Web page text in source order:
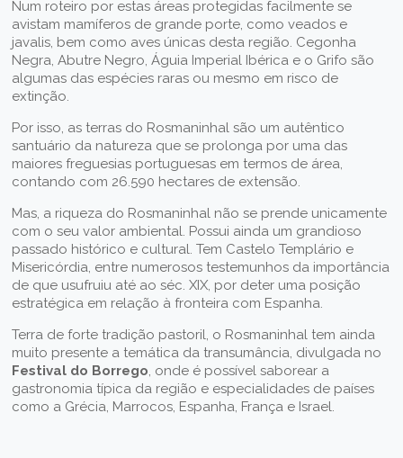
Num roteiro por estas áreas protegidas facilmente se
avistam mamíferos de grande porte, como veados e
javalis, bem como aves únicas desta região. Cegonha
Negra, Abutre Negro, Águia Imperial Ibérica e o Grifo são
algumas das espécies raras ou mesmo em risco de
extinção.
Por isso, as terras do Rosmaninhal são um autêntico
santuário da natureza que se prolonga por uma das
maiores freguesias portuguesas em termos de área,
contando com 26.590 hectares de extensão.
Mas, a riqueza do Rosmaninhal não se prende unicamente
com o seu valor ambiental. Possui ainda um grandioso
passado histórico e cultural. Tem Castelo Templário e
Misericórdia, entre numerosos testemunhos da importância
de que usufruiu até ao séc. XIX, por deter uma posição
estratégica em relação à fronteira com Espanha.
Terra de forte tradição pastoril, o Rosmaninhal tem ainda
muito presente a temática da transumância, divulgada no
Festival do Borrego, onde é possível saborear a
gastronomia típica da região e especialidades de países
como a Grécia, Marrocos, Espanha, França e Israel.